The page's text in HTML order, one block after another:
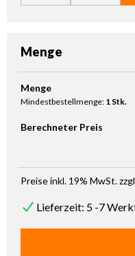
Menge
Produkt Anzahl: Gib den
Menge
Mindestbestellmenge: 1 Stk.
Berechneter Preis
Preise inkl. 19% MwSt.
Lieferzeit: 5 -7